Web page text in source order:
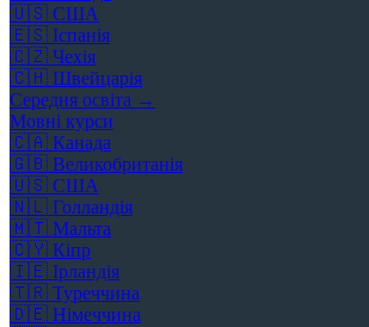
🇺🇸 США
🇪🇸 Іспанія
🇨🇿 Чехія
🇨🇭 Швейцарія
Середня освіта →
Мовні курси
🇨🇦 Канада
🇬🇧 Великобританія
🇺🇸 США
🇳🇱 Голландія
🇲🇹 Мальта
🇨🇾 Кіпр
🇮🇪 Ірландія
🇹🇷 Туреччина
🇩🇪 Німеччина